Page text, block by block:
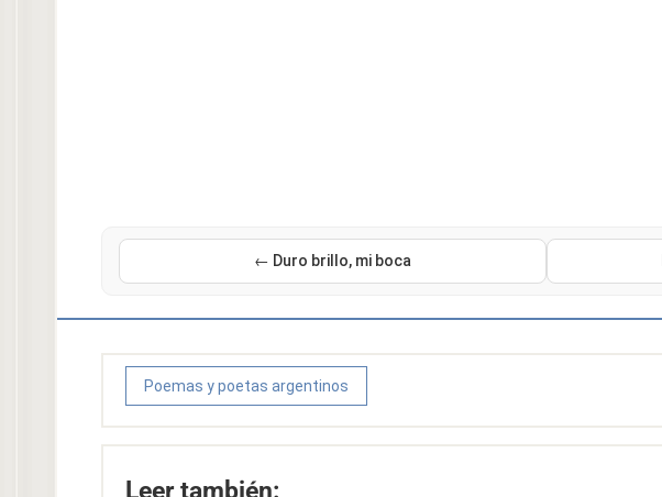
← Duro brillo, mi boca
Poemas y poetas argentinos
Leer también: